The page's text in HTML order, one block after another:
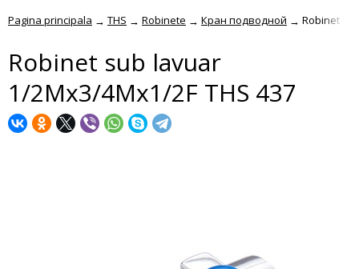
Pagina principala → THS → Robinete → Кран подводной → Robinet
Robinet sub lavuar
1/2Mx3/4Mx1/2F THS 437